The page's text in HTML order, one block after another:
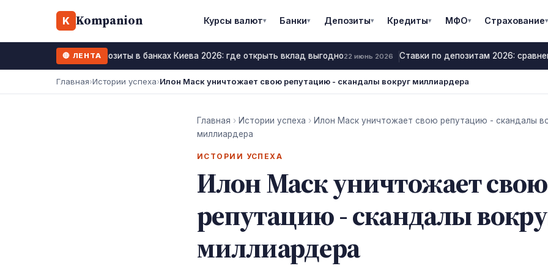
K Kompanion Курсы валют▾ Банки▾ Депозиты▾ Кредиты▾ МФО▾ Страхование▾
🔴 ЛЕНТА
23 июнь 2026 Депозиты в банках Киева 2026: где открыть вклад выгодно22 июнь 2026 Ставки по депозитам 2026:
Главная›Истории успеха›Илон Маск уничтожает свою репутацию - скандалы вокруг миллиардера
Главная › Истории успеха › Илон Маск уничтожает свою репутацию - скандалы
миллиардера
ИСТОРИИ УСПЕХА
Илон Маск уничтожает свою
репутацию - скандалы
миллиардера